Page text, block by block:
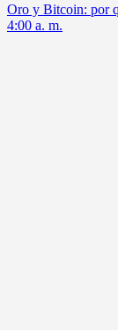
Oro y Bitcoin: por
4:00 a. m.